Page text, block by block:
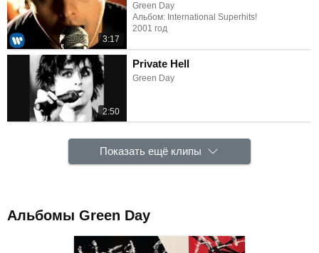
3:17
Green Day
Альбом: International Superhits!
2001 год
2:50
Private Hell
Green Day
Показать ещё клипы
Альбомы Green Day